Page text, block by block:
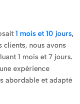
1 mois et 10 jours,
clients, nous avons
1 mois et 7 jours.
expérience
abordable et adapté